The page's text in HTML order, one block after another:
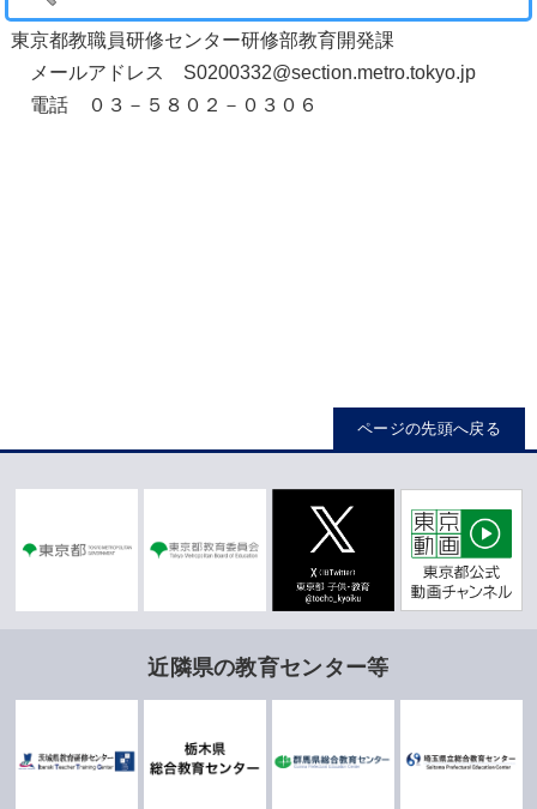
東京都教職員研修センター研修部教育開発課
メールアドレス S0200332@section.metro.tokyo.jp
電話 ０３－５８０２－０３０６
ページの先頭へ戻る
近隣県の教育センター等